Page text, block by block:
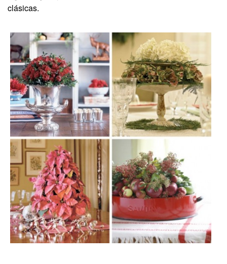
clásicas.